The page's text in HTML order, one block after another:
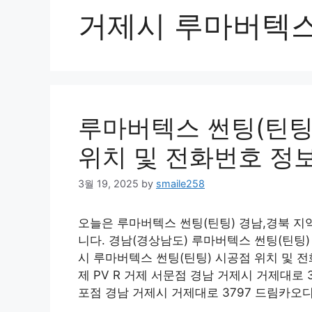
거제시 루마버텍
루마버텍스 썬팅(틴
위치 및 전화번호 정
3월 19, 2025 by smaile258
오늘은 루마버텍스 썬팅(틴팅) 경남,경북
니다. 경남(경상남도) 루마버텍스 썬팅(틴
시 루마버텍스 썬팅(틴팅) 시공점 위치 및
제 PV R 거제 서문점 경남 거제시 거제대
포점 경남 거제시 거제대로 3797 드림카